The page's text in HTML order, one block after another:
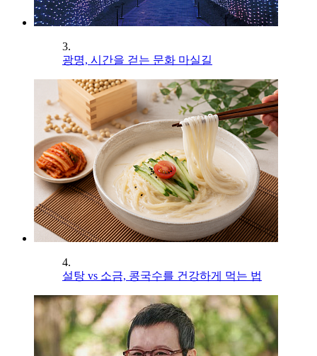
3.
광명, 시간을 걷는 문화 마실길
4.
설탕 vs 소금, 콩국수를 건강하게 먹는 법